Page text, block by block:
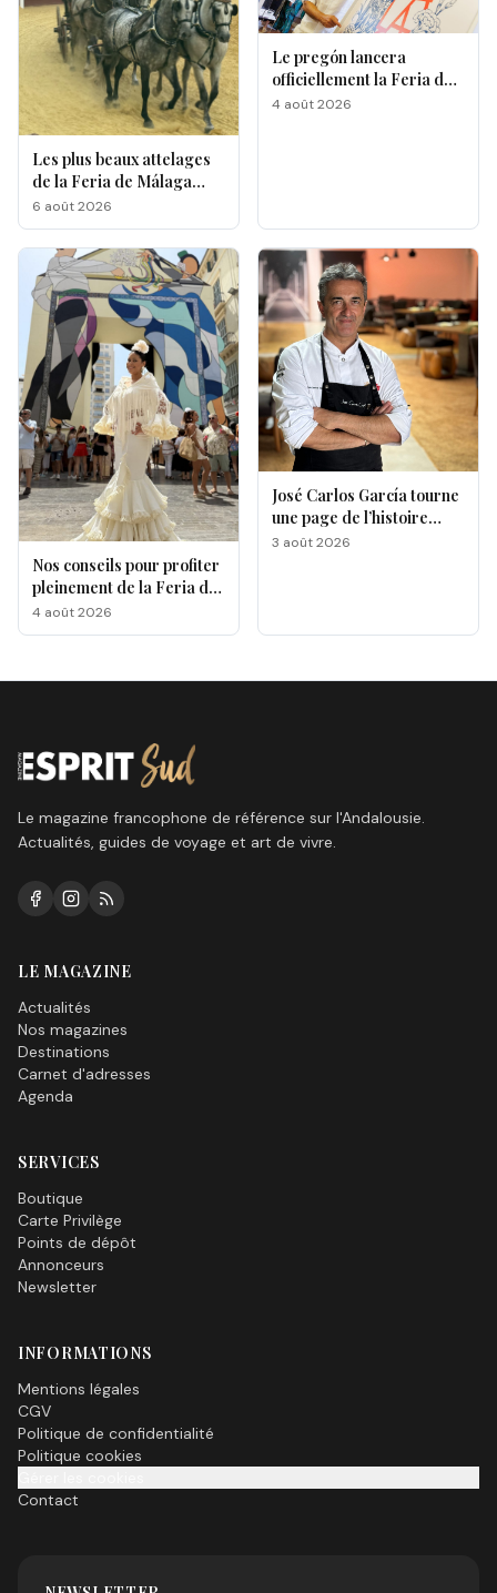
Les plus beaux attelages
de la Feria de Málaga
s'affrontent à La
Malagueta
6 août 2026
Le pregón lancera
officiellement la Feria de
Málaga 2026
4 août 2026
Nos conseils pour profiter
pleinement de la Feria de
Málaga 2026
4 août 2026
José Carlos García tourne
une page de l’histoire
gastronomique de Malaga
3 août 2026
Le magazine francophone de référence sur l'Andalousie.
Actualités, guides de voyage et art de vivre.
LE MAGAZINE
Actualités
Nos magazines
Destinations
Carnet d'adresses
Agenda
SERVICES
Boutique
Carte Privilège
Points de dépôt
Annonceurs
Newsletter
INFORMATIONS
Mentions légales
CGV
Politique de confidentialité
Politique cookies
Contact